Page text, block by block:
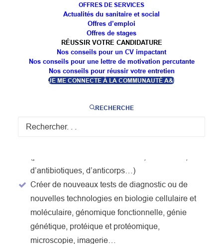
OFFRES DE SERVICES
Actualités du sanitaire et social
Offres d’emploi
Offres de stages
RÉUSSIR VOTRE CANDIDATURE
Nos conseils pour un CV impactant
Nos conseils pour une lettre de motivation percutante
Nos conseils pour réussir votre entretien
JE ME CONNECTE À LA COMMUNAUTÉ A&I
RECHERCHE
OBJECTIFS DE LA
FORMATION
Assurer l’application de techniques d’analyses
biologique et la participation à des programmes
d’antibiotiques, d’anticorps…)
Créer de nouveaux tests de diagnostic ou de
nouvelles technologies en biologie cellulaire et
moléculaire, génomique fonctionnelle, génie
génétique, protéique et protéomique,
microscopie, imagerie…